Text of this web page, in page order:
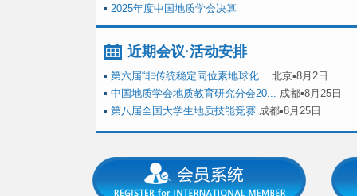
▪ 2025年度中国地质学会决算
近期会议·活动安排
▪ 第六届“非传统稳定同位素地球化... 北京▪8月2日
▪ 中国地质学会地质教育研究分会20... 成都▪8月25日
▪ 第八届全国大学生地质技能竞赛 成都▪8月25日